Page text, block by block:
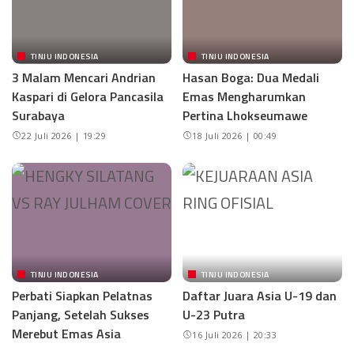
TINJU INDONESIA
3 Malam Mencari Andrian
Kaspari di Gelora Pancasila
Surabaya
22 Juli 2026 | 19:29
TINJU INDONESIA
Hasan Boga: Dua Medali
Emas Mengharumkan
Pertina Lhokseumawe
18 Juli 2026 | 00:49
TINJU INDONESIA
Perbati Siapkan Pelatnas
Panjang, Setelah Sukses
Merebut Emas Asia
TINJU INDONESIA
Daftar Juara Asia U-19 dan
U-23 Putra
16 Juli 2026 | 20:33